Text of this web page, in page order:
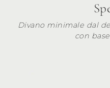
Divano minimale dal
con